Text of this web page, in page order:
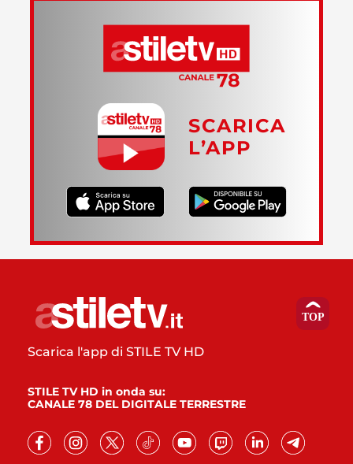
SCARICA
L’APP
Scarica l'app di STILE TV HD
STILE TV HD in onda su:
CANALE 78 DEL DIGITALE TERRESTRE